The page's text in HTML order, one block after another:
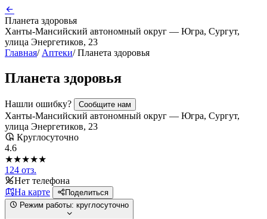
Планета здоровья
Ханты-Мансийский автономный округ — Югра, Сургут,
улица Энергетиков, 23
Главная/ Аптеки/ Планета здоровья
Планета здоровья
Нашли ошибку? Сообщите нам
Ханты-Мансийский автономный округ — Югра, Сургут,
улица Энергетиков, 23
Круглосуточно
4.6
★★★★★
124 отз.
Нет телефона
На карте
Поделиться
Режим работы: круглосуточно